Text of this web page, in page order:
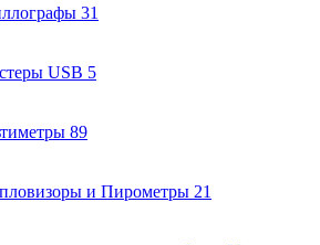
31
USB 5
89
и Пирометры 21